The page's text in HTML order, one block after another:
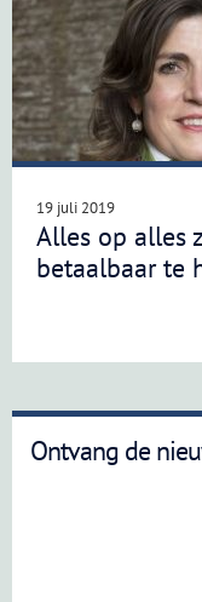
19 juli 2019
Alles op alles
betaalbaar te
Ontvang de